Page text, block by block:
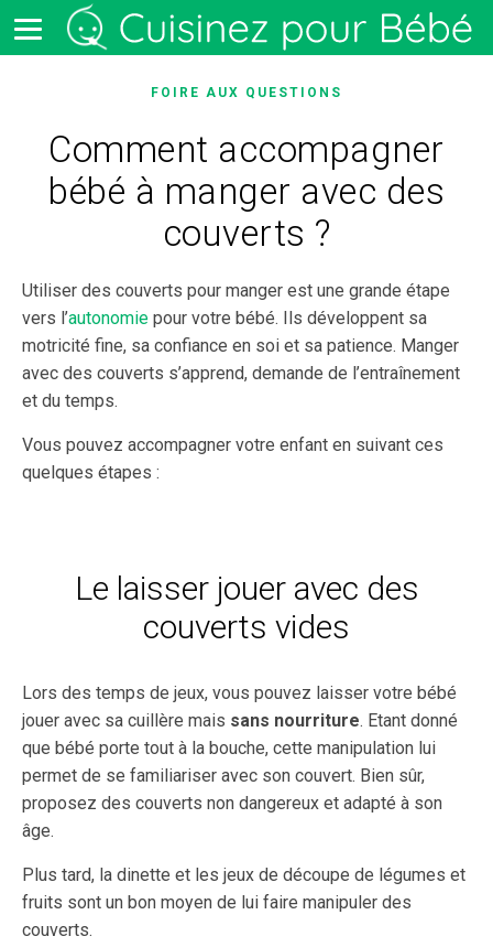
FOIRE AUX QUESTIONS
Comment accompagner
bébé à manger avec des
couverts ?
Utiliser des couverts pour manger est une grande étape
vers l’autonomie pour votre bébé. Ils développent sa
motricité fine, sa confiance en soi et sa patience. Manger
avec des couverts s’apprend, demande de l’entraînement
et du temps.
Vous pouvez accompagner votre enfant en suivant ces
quelques étapes :
Le laisser jouer avec des
couverts vides
Lors des temps de jeux, vous pouvez laisser votre bébé
jouer avec sa cuillère mais sans nourriture. Etant donné
que bébé porte tout à la bouche, cette manipulation lui
permet de se familiariser avec son couvert. Bien sûr,
proposez des couverts non dangereux et adapté à son
âge.
Plus tard, la dinette et les jeux de découpe de légumes et
fruits sont un bon moyen de lui faire manipuler des
couverts.